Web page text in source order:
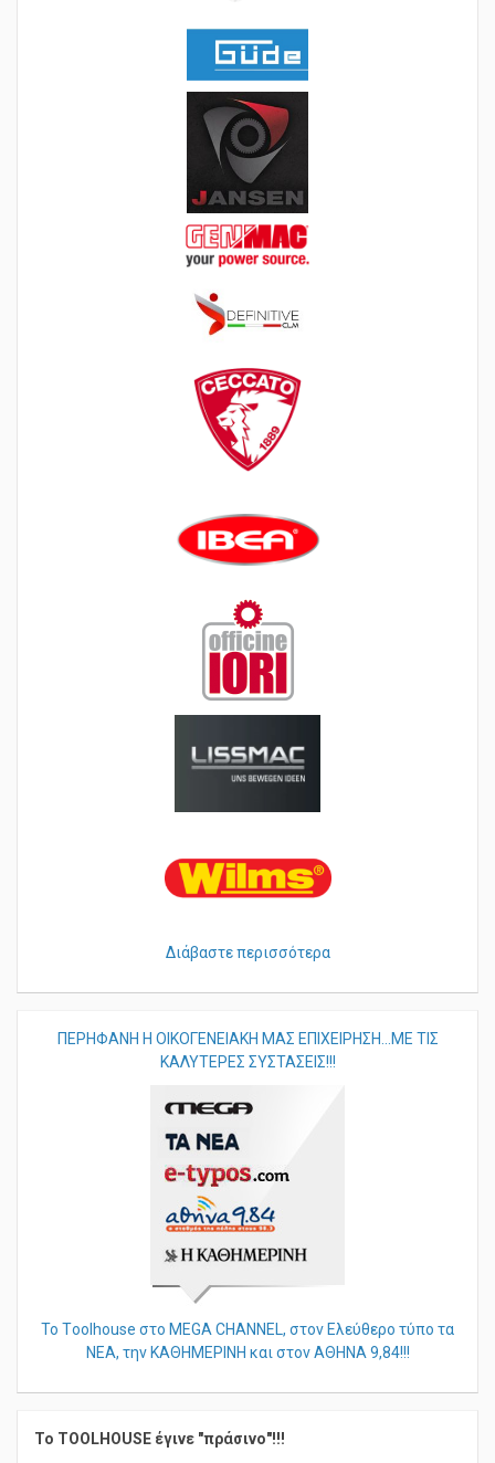
Διάβαστε περισσότερα
ΠΕΡHΦΑΝΗ Η ΟΙΚΟΓΕΝΕΙΑΚΗ ΜΑΣ ΕΠΙΧΕΙΡΗΣΗ...ΜΕ ΤΙΣ
Το Τoolhouse στο MEGA CHANNEL, στον Ελεύθερο τύπο τα
ΝΕΑ, την ΚΑΘΗΜΕΡΙΝΗ και στον ΑΘΗΝΑ 9,84!!!
Το TOOLHOUSE έγινε "πράσινο"!!!